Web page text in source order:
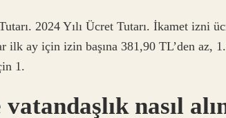
2024 Yılı Ücret Tutarı. İkamet izni
ilk ay için izin başına 381,90 TL’den az,
1.
nasıl